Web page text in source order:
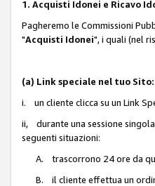
1. Acquisti Idonei e Ricavo
Pagheremo le Commissioni
"Acquisti Idonei", i quali (nel
(a) Link speciale nel tuo Sito:
i. un cliente clicca su un Link
ii, durante una sessione
seguenti situazioni:
A. trascorrono 24 ore da
B. il cliente effettua un